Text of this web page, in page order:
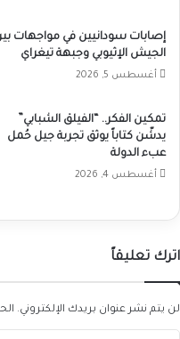
إصابات سودانيين في مواجهات
الجيش الإثيوبي وجبهة تيغراي
أغسطس 5, 2026
تمكين الفكر.. “الفيلق الشبابي”
يدشّن كتاباً يوثق تجربة جيل حُمل
عبء الدولة
أغسطس 4, 2026
اترك تعليقاً
لن يتم نشر عنوان بريدك الإلكتروني.